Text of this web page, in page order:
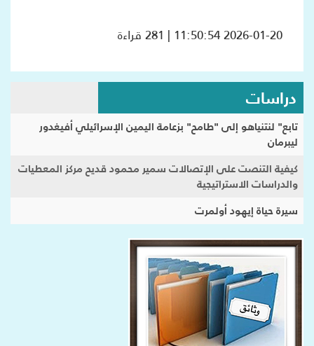
2026-01-20 11:50:54 | 281 قراءة
دراسات
تابع" لنتنياهو إلى "طامح" بزعامة اليمين الإسرائيلي أفيغدور
ليبرمان
كيفية التنصت على الإتصالات سمير محمود قديح مركز المعطيات
والدراسات الاستراتيجية
سيرة حياة إيهود أولمرت